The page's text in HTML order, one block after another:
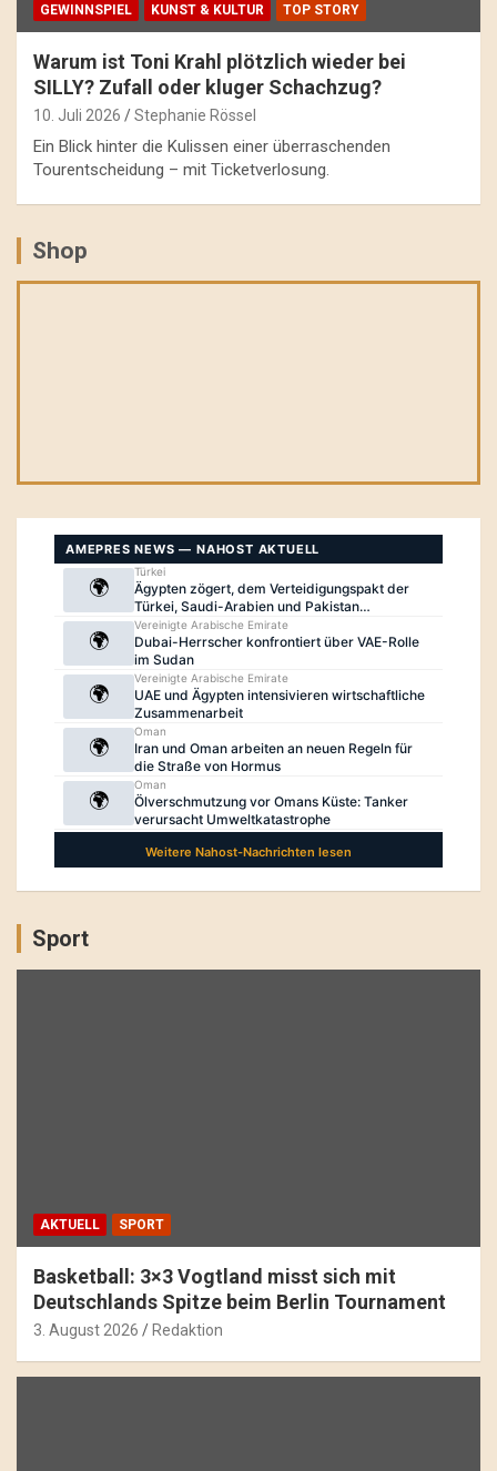
GEWINNSPIEL KUNST & KULTUR TOP STORY
Warum ist Toni Krahl plötzlich wieder bei
SILLY? Zufall oder kluger Schachzug?
10. Juli 2026 Stephanie Rössel
Ein Blick hinter die Kulissen einer überraschenden
Tourentscheidung – mit Ticketverlosung.
Shop
Sport
AKTUELL SPORT
Basketball: 3×3 Vogtland misst sich mit
Deutschlands Spitze beim Berlin Tournament
3. August 2026 Redaktion